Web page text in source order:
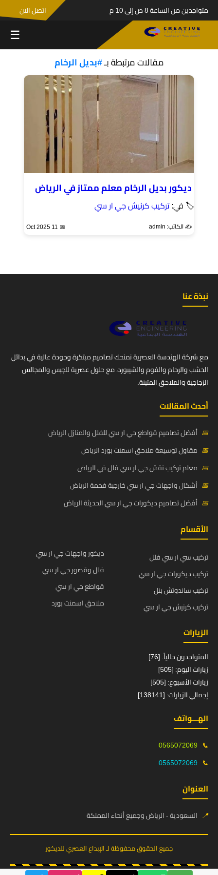
متواجدين من الساعة 8 ص إلى 10 م اتصل الان
☰
مقالات مرتبطة بـ#بديل الرخام
ديكور بديل الرخام معلم ممتاز في الرياض
🏷 في:تركيب كرنيش جي ار سي
✍️ الكاتب: admin 📅 11 Oct 2025
نبذة عنا
مع شركة الهندسة العصرية نمنحك تصاميم مبتكرة وجودة عالية في بدائل
الخشب والرخام والفوم والشيبورد، مع حلول عصرية للجبس والمجالس
الزجاجية والملاحق المتينة.
أحدث المقالات
📅 أفضل تصاميم قواطع جي ار سي للفلل والمنازل الرياض
📅 مقاول توسيعة ملاحق اسمنت بورد الرياض
📅 معلم تركيب نقش جي ار سي فلل في الرياض
📅 أشكال واجهات جي ار سي خارجية فخمة الرياض
📅 أفضل تصاميم ديكورات جي ار سي الحديثة الرياض
الأقسام
تركيب سي ار سي فلل
تركيب ديكورات جي ار سي
تركيب ساندوتش بنل
تركيب كرنيش جي ار سي
ديكور واجهات جي ار سي
فلل وقصور جي ار سي
قواطع جي ار سي
ملاحق اسمنت بورد
الزيارات
المتواجدون حالياً: [76]
زيارات اليوم: [505]
زيارات الأسبوع: [505]
إجمالي الزيارات: [138141]
الهـــواتف
📞
0565072069
📞
0565072069
العنوان
📍 السعودية - الرياض وجميع أنحاء المملكة
جميع الحقوق محفوظة لـ الإبداع العصري للديكور